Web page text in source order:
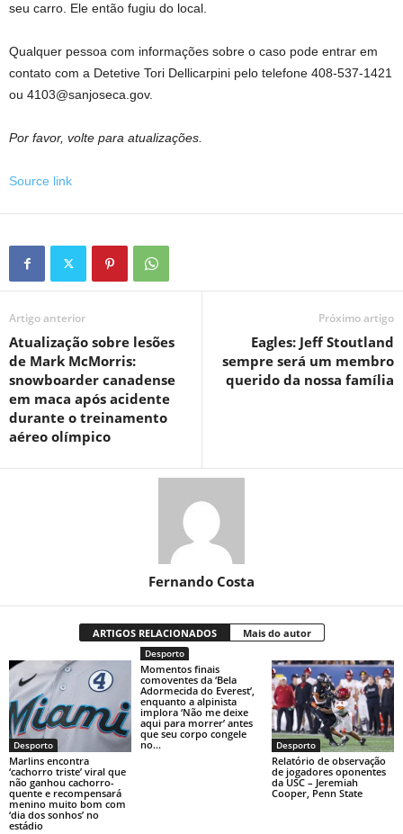
seu carro. Ele então fugiu do local.
Qualquer pessoa com informações sobre o caso pode entrar em
contato com a Detetive Tori Dellicarpini pelo telefone 408-537-1421
ou 4103@sanjoseca.gov.
Por favor, volte para atualizações.
Source link
Artigo anterior
Atualização sobre lesões
de Mark McMorris:
snowboarder canadense
em maca após acidente
durante o treinamento
aéreo olímpico
Próximo artigo
Eagles: Jeff Stoutland
sempre será um membro
querido da nossa família
Fernando Costa
ARTIGOS RELACIONADOS Mais do autor
Desporto
Marlins encontra
‘cachorro triste’ viral que
não ganhou cachorro-
quente e recompensará
menino muito bom com
‘dia dos sonhos’ no
estádio
Desporto
Momentos finais
comoventes da ‘Bela
Adormecida do Everest’,
enquanto a alpinista
implora ‘Não me deixe
aqui para morrer’ antes
que seu corpo congele
no...
Desporto
Relatório de observação
de jogadores oponentes
da USC – Jeremiah
Cooper, Penn State